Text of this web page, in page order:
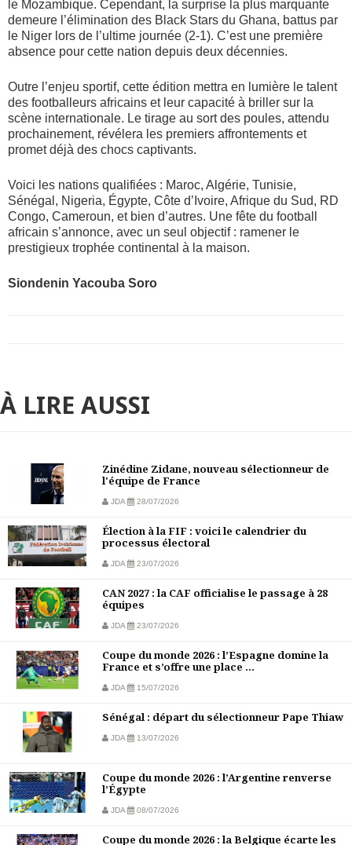
le Mozambique. Cependant, la surprise la plus marquante
demeure l’élimination des Black Stars du Ghana, battus par
le Niger lors de l’ultime journée (2-1). C’est une première
absence pour cette nation depuis deux décennies.
Outre l’enjeu sportif, cette édition mettra en lumière le talent
des footballeurs africains et leur capacité à briller sur la
scène internationale. Le tirage au sort des poules, attendu
prochainement, révélera les premiers affrontements et
promet déjà des chocs captivants.
Voici les nations qualifiées : Maroc, Algérie, Tunisie,
Sénégal, Nigeria, Égypte, Côte d’Ivoire, Afrique du Sud, RD
Congo, Cameroun, et bien d’autres. Une fête du football
africain s’annonce, avec un seul objectif : ramener le
prestigieux trophée continental à la maison.
Siondenin Yacouba Soro
À LIRE AUSSI
Zinédine Zidane, nouveau sélectionneur de
l'équipe de France
JDA 28/07/2026
Élection à la FIF : voici le calendrier du
processus électoral
JDA 23/07/2026
CAN 2027 : la CAF officialise le passage à 28
équipes
JDA 23/07/2026
Coupe du monde 2026 : l’Espagne domine la
France et s’offre une place ...
JDA 15/07/2026
Sénégal : départ du sélectionneur Pape Thiaw
JDA 13/07/2026
Coupe du monde 2026 : l’Argentine renverse
l’Égypte
JDA 08/07/2026
Coupe du monde 2026 : la Belgique écarte les